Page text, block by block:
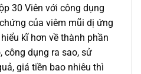
30 Viên với công dụng
của viêm mũi dị ứng
kĩ hơn về thành phần
công dụng ra sao, sử
giá tiền bao nhiêu thì